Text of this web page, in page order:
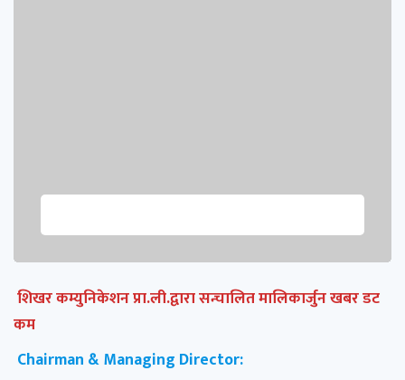
शिखर कम्युनिकेशन प्रा.ली.द्वारा सन्चालित मालिकार्जुन खबर डट
कम
Chairman & Managing Director: